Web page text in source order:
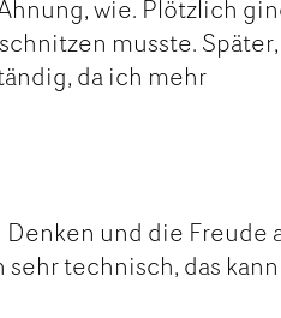
wie. Plötzlich
musste. Später,
da ich mehr
und die Freude
technisch, das kann